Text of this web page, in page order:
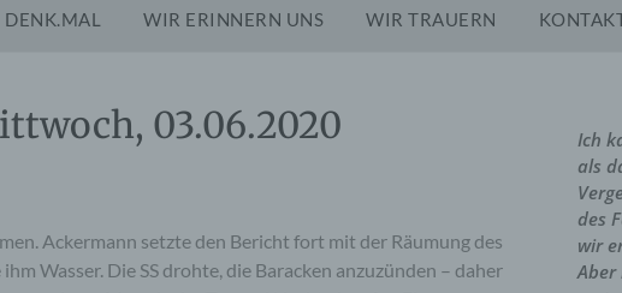
DENK.MAL WIR ERINNERN UNS WIR TRAUERN
03.06.2020
Ackermann setzte den Bericht fort mit der Räumung des
Wasser. Die SS drohte, die Baracken anzuzünden – daher
Ich
als
des
wir
Aber